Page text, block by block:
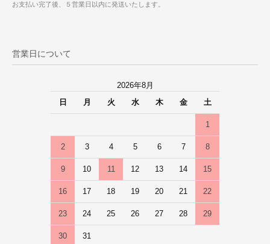
お支払い完了後、５営業日以内に発送いたします。
営業日について
2026年8月
日
月 火 水 木 金 土
1
2 3 4 5 6 7 8
9 10 11 12 13 14 15
16 17 18 19 20 21 22
23 24 25 26 27 28 29
30 31